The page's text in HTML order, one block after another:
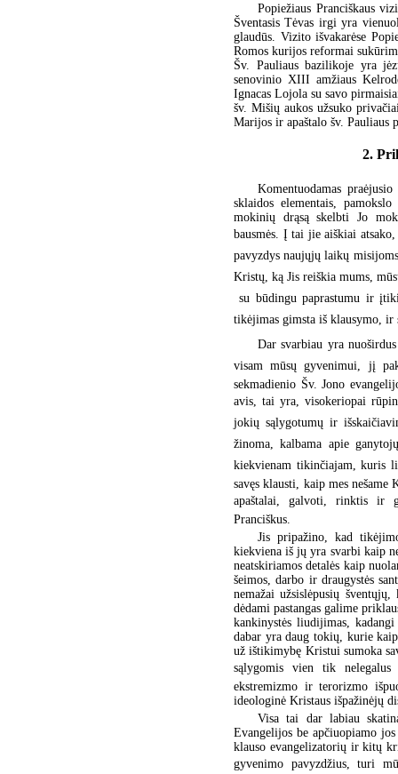
Popiežiaus Pranciškaus
Šventasis Tėvas irgi yra
glaudūs. Vizito išvakarėse
Romos kurijos reformai
Šv. Pauliaus bazilikoje yra
senovinio XIII amžiaus
Ignacas Lojola su savo
šv. Mišių aukos užsuko
Marijos ir apaštalo šv. Pauliaus
2.
Komentuodamas
sklaidos elementais,
mokinių drąsą skelbti Jo
bausmės. Į tai jie aiškiai
pavyzdys naujųjų laikų
Kristų, ką Jis reiškia mums,
 su būdingu paprastumu ir
tikėjimas gimsta iš klausymo,
Dar svarbiau yra
visam mūsų gyvenimui, jį
sekmadienio Šv. Jono
avis, tai yra, visokeriopai
jokių sąlygotumų ir
žinoma, kalbama apie
kiekvienam tikinčiajam, kuris
savęs klausti, kaip mes
apaštalai, galvoti, rinktis ir
Pranciškus.
Jis pripažino, kad
kiekviena iš jų yra svarbi kaip
neatskiriamos detalės kaip
šeimos, darbo ir draugystės
nemažai užsislėpusių
dėdami pastangas galime
kankinystės liudijimas,
dabar yra daug tokių, kurie
už ištikimybę Kristui sumoka
sąlygomis vien tik
ekstremizmo ir terorizmo
ideologinė Kristaus išpažinėjų
Visa tai dar labiau
Evangelijos be apčiuopiamo
klauso evangelizatorių ir kitų
gyvenimo pavyzdžius, turi